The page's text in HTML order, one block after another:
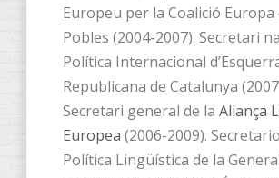
Europeu per la Coalició Europa
Pobles (2004-2007). Secretari
Política Internacional
Republicana de Catalunya
Secretari general de la Aliança
Europea (2006-2009).
Política Lingüística de la